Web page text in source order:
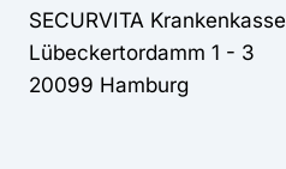
SECURVITA Krankenkasse
Lübeckertordamm 1 - 3
20099 Hamburg